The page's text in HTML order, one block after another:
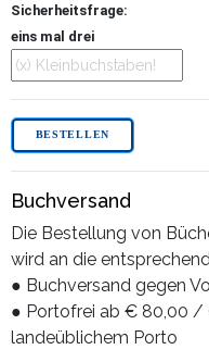
Sicherheitsfrage:
eins mal drei
Buchversand
Die Bestellung von
wird an die
● Buchversand gegen
● Portofrei ab € 80,00 /
landeüblichem Porto